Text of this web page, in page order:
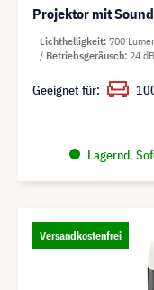
Projektor mit
Lagernd.
Lichthelligkeit 700
Betriebsgeräusch 24 dB
Geeignet für:
Versandkostenfrei